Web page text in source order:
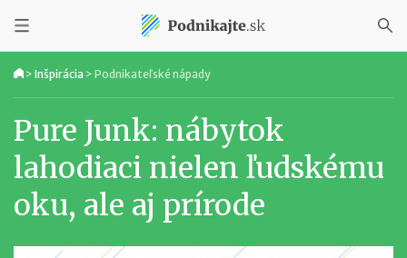
> Inšpirácia > Podnikateľské nápady
Pure Junk: nábytok
lahodiaci nielen ľudskému
oku, ale aj prírode